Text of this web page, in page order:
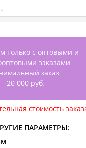
только с оптовыми и
заказами
заказ
20 000 руб.
стоимость
ПАРАМЕТРЫ: